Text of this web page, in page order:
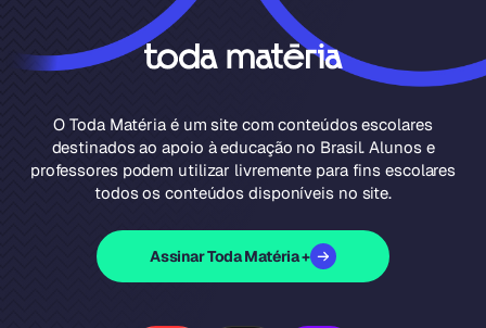
O Toda Matéria é um site com conteúdos escolares
destinados ao apoio à educação no Brasil. Alunos e
professores podem utilizar livremente para fins escolares
todos os conteúdos disponíveis no site.
Assinar Toda Matéria +